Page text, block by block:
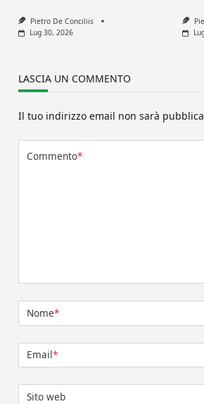
Pietro De Conciliis
Lug 30, 2026
LASCIA UN COMMENTO
Il tuo indirizzo email non sarà
Commento*
Nome*
Email*
Sito web